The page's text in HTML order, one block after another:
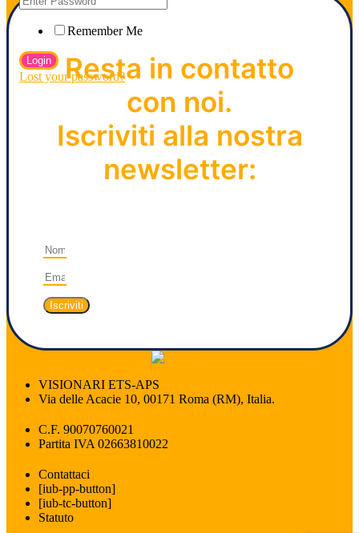
Remember Me
Lost your password?
Resta in contatto
con noi.
Iscriviti alla nostra
newsletter:
Iscriviti
VISIONARI ETS-APS
Via delle Acacie 10, 00171 Roma (RM), Italia.
C.F. 90070760021
Partita IVA 02663810022
Contattaci
[iub-pp-button]
[iub-tc-button]
Statuto